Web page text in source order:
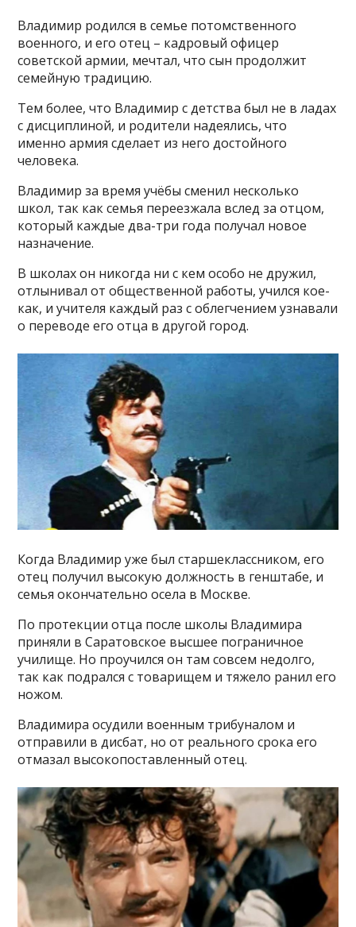
Владимир родился в семье потомственного
военного, и его отец – кадровый офицер
советской армии, мечтал, что сын продолжит
семейную традицию.
Тем более, что Владимир с детства был не в ладах
с дисциплиной, и родители надеялись, что
именно армия сделает из него достойного
человека.
Владимир за время учёбы сменил несколько
школ, так как семья переезжала вслед за отцом,
который каждые два-три года получал новое
назначение.
В школах он никогда ни с кем особо не дружил,
отлынивал от общественной работы, учился кое-
как, и учителя каждый раз с облегчением узнавали
о переводе его отца в другой город.
Когда Владимир уже был старшеклассником, его
отец получил высокую должность в генштабе, и
семья окончательно осела в Москве.
По протекции отца после школы Владимира
приняли в Саратовское высшее пограничное
училище. Но проучился он там совсем недолго,
так как подрался с товарищем и тяжело ранил его
ножом.
Владимира осудили военным трибуналом и
отправили в дисбат, но от реального срока его
отмазал высокопоставленный отец.